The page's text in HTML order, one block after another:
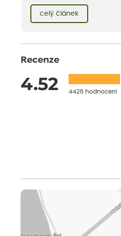
pro vás 11 tipů na odolné
léto bez pravidelné zálivky.
celý článek
Recenze
4.52 4426 hodnocení